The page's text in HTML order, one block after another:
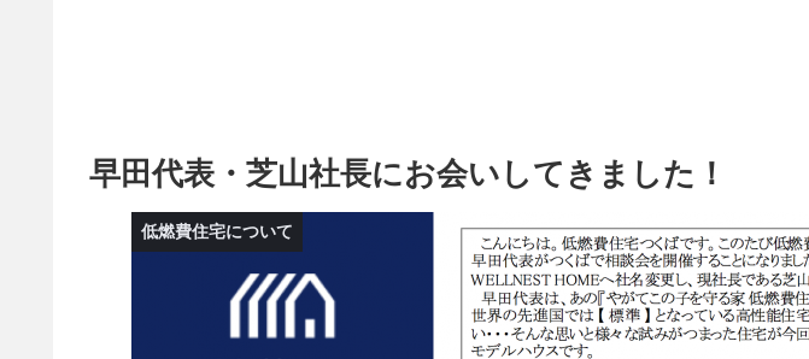
早田代表・芝山社長にお会いしてきました！
低燃費住宅について